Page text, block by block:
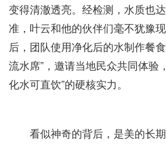
变得清澈透亮。经检测，水质也
准，叶云和他的伙伴们毫不犹豫
后，团队使用净化后的水制作餐
流水席”，邀请当地民众共同体验
化水可直饮”的硬核实力。
看似神奇的背后，是美的长